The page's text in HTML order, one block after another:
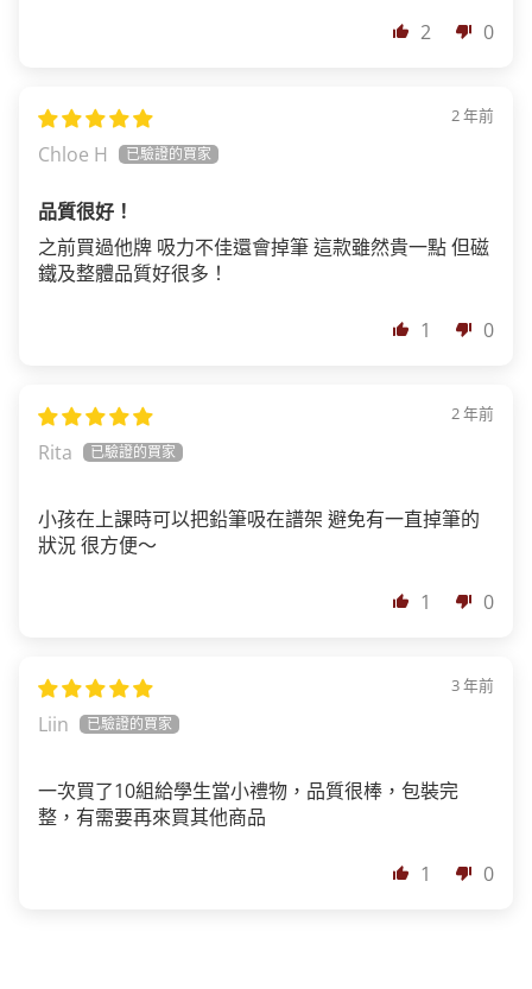
2 0
2 年前
Chloe H
品質很好！
之前買過他牌 吸力不佳還會掉筆 這款雖然貴一點 但磁
鐵及整體品質好很多！
1 0
2 年前
Rita
小孩在上課時可以把鉛筆吸在譜架 避免有一直掉筆的
狀況 很方便～
1 0
3 年前
Liin
一次買了10組給學生當小禮物，品質很棒，包裝完
整，有需要再來買其他商品
1 0